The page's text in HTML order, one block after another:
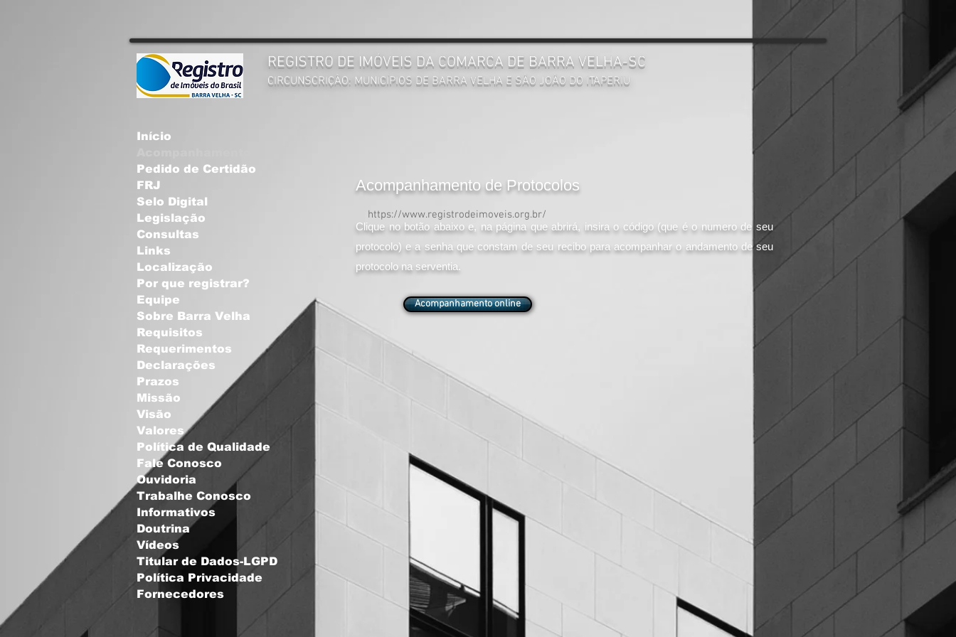
Acompanhamento de Protocolos
Clique no botão abaixo e, na página que abrirá, insira o código (que é o numero de seu
protocolo) e a senha que constam de seu recibo para acompanhar o andamento de seu
protocolo na serventia.
https://www.registrodeimoveis.org.br/
Acompanhamento online
REGISTRO DE IMÓVEIS DA COMARCA DE BARRA VELHA-SC
CIRCUNSCRIÇÃO: MUNICÍPIOS DE BARRA VELHA E SÃO JOÃO DO ITAPERIU
Início
Pedido de Certidão
FRJ
Selo Digital
Legislação
Consultas
Links
Localização
Por que registrar?
Equipe
Sobre Barra Velha
Requisitos
Requerimentos
Declarações
Prazos
Missão
Visão
Valores
Política de Qualidade
Fale Conosco
Ouvidoria
Trabalhe Conosco
Informativos
Doutrina
Vídeos
Titular de Dados-LGPD
Política Privacidade
Fornecedores